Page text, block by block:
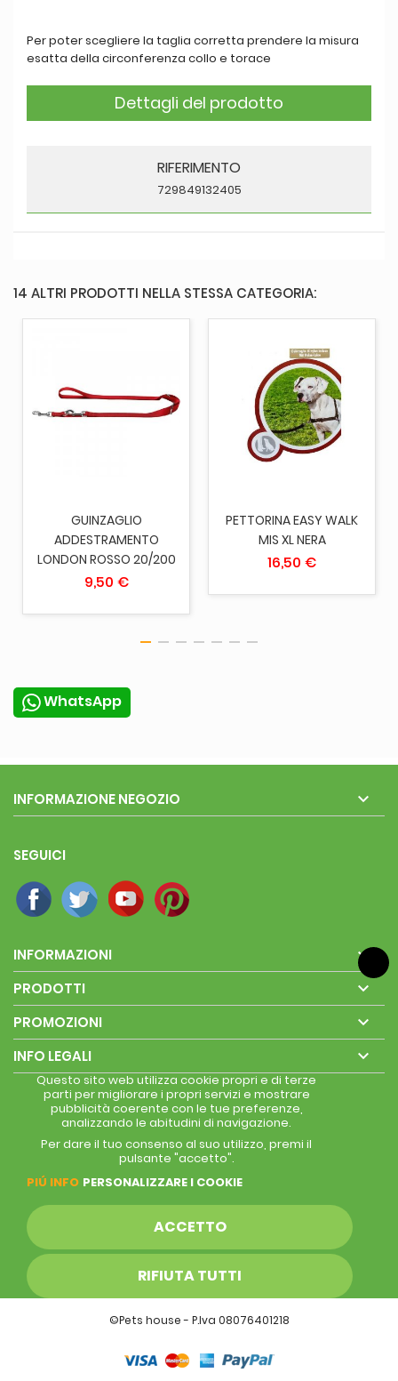
Per poter scegliere la taglia corretta prendere la misura
esatta della circonferenza collo e torace
Dettagli del prodotto
RIFERIMENTO
729849132405
14 ALTRI PRODOTTI NELLA STESSA CATEGORIA:
GUINZAGLIO
ADDESTRAMENTO
LONDON ROSSO 20/200
9,50 €
PETTORINA EASY WALK
MIS XL NERA
16,50 €
WhatsApp
INFORMAZIONE NEGOZIO 
SEGUICI
INFORMAZIONI 
PRODOTTI 
PROMOZIONI 
INFO LEGALI 
Questo sito web utilizza cookie propri e di terze
parti per migliorare i propri servizi e mostrare
pubblicità coerente con le tue preferenze,
analizzando le abitudini di navigazione.
Per dare il tuo consenso al suo utilizzo, premi il
pulsante "accetto".
PIÚ INFO PERSONALIZZARE I COOKIE
RIFIUTA TUTTI
ACCETTO
©Pets house - P.Iva 08076401218